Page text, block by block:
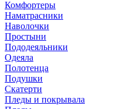
Комфортеры
Наматрасники
Наволочки
Простыни
Пододеяльники
Одеяла
Полотенца
Подушки
Скатерти
Пледы и покрывала